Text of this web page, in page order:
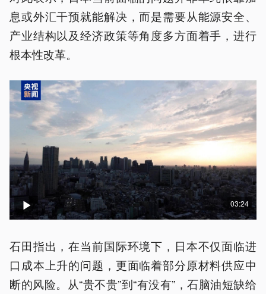
息或外汇干预就能解决，而是需要从能源安全、
产业结构以及经济政策等角度多方面着手，进行
根本性改革。
03:24
石田指出，在当前国际环境下，日本不仅面临进
口成本上升的问题，更面临着部分原材料供应中
断的风险。从“贵不贵”到“有没有”，石脑油短缺给